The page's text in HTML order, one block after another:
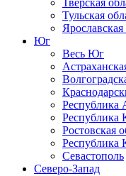
Тверская
Тульская
Ярославская
Юг
Весь Юг
Республика
Республика
Ростовская
Республика
Севастополь
Северо-Запад